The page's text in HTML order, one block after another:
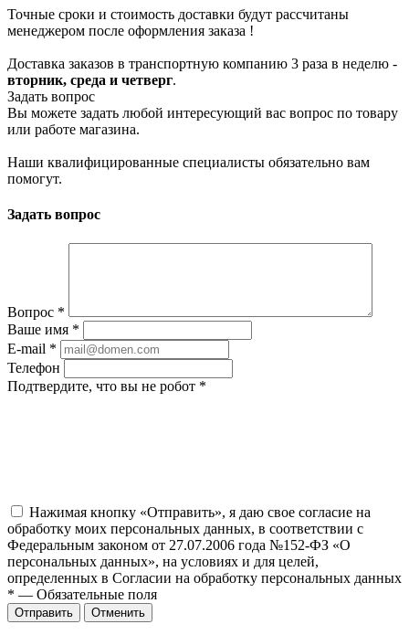
Точные сроки и стоимость доставки будут рассчитаны
менеджером после оформления заказа !
Доставка заказов в транспортную компанию 3 раза в неделю -
вторник, среда и четверг.
Задать вопрос
Вы можете задать любой интересующий вас вопрос по товару
или работе магазина.
Наши квалифицированные специалисты обязательно вам
помогут.
Задать вопрос
Вопрос *
Ваше имя *
E-mail *
Телефон
Подтвердите, что вы не робот *
Нажимая кнопку «Отправить», я даю свое согласие на
обработку моих персональных данных, в соответствии с
Федеральным законом от 27.07.2006 года №152-ФЗ «О
персональных данных», на условиях и для целей,
определенных в Согласии на обработку персональных данных
* — Обязательные поля
Отправить Отменить